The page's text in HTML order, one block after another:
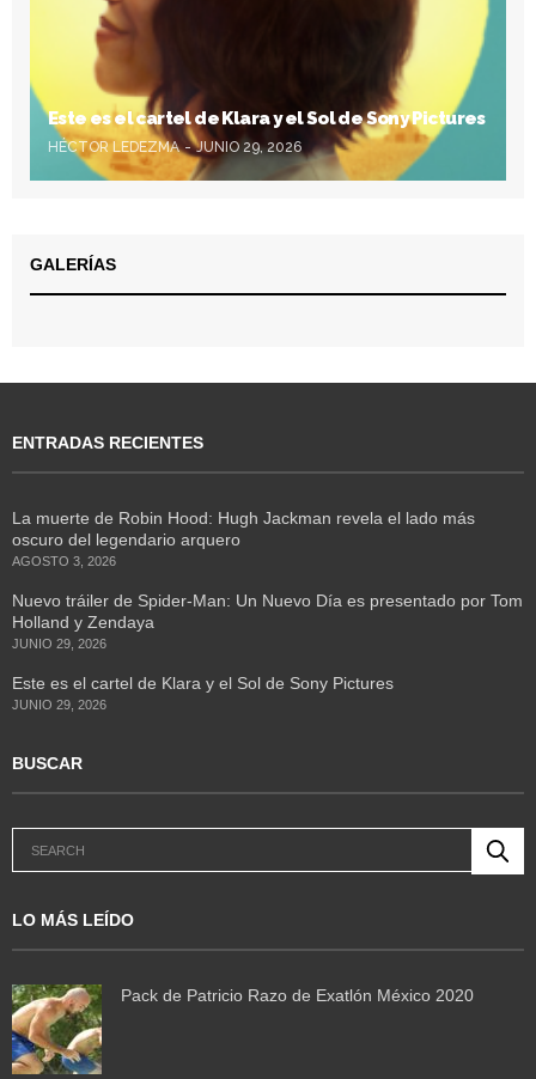
Este es el cartel de Klara y el Sol de Sony Pictures
HÉCTOR LEDEZMA JUNIO 29, 2026
GALERÍAS
ENTRADAS RECIENTES
La muerte de Robin Hood: Hugh Jackman revela el lado más
oscuro del legendario arquero
AGOSTO 3, 2026
Nuevo tráiler de Spider-Man: Un Nuevo Día es presentado por Tom
Holland y Zendaya
JUNIO 29, 2026
Este es el cartel de Klara y el Sol de Sony Pictures
JUNIO 29, 2026
BUSCAR
LO MÁS LEÍDO
Pack de Patricio Razo de Exatlón México 2020